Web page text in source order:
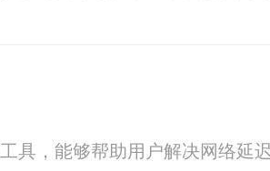
具，能够帮助用户解决网络